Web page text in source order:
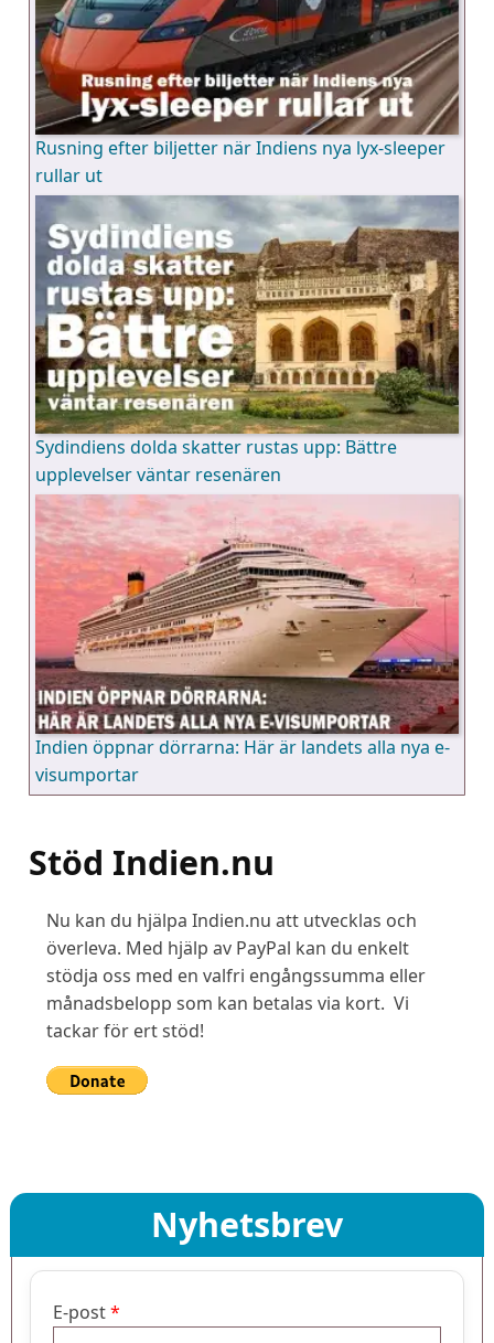
Rusning efter biljetter när Indiens nya lyx-sleeper
rullar ut
Sydindiens dolda skatter rustas upp: Bättre
upplevelser väntar resenären
Indien öppnar dörrarna: Här är landets alla nya e-
visumportar
Stöd Indien.nu
Nu kan du hjälpa Indien.nu att utvecklas och
överleva. Med hjälp av PayPal kan du enkelt
stödja oss med en valfri engångssumma eller
månadsbelopp som kan betalas via kort. Vi
tackar för ert stöd!
Nyhetsbrev
E-post